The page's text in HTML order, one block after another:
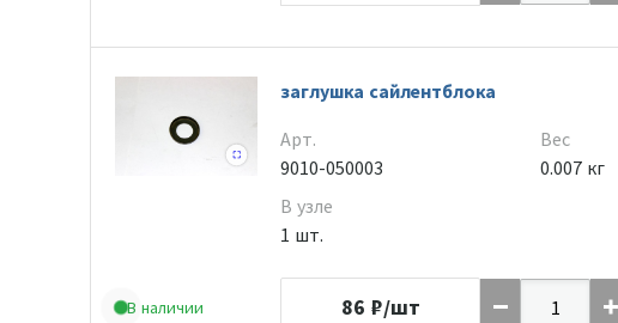
В наличии
заглушка сайлентблока
Арт.
9010-050003
В узле
1 шт.
Вес
0.007 кг
86 ₽/шт